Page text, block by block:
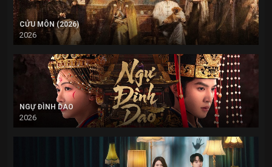
CỬU MÔN (2026)
2026
NGỰ ĐÌNH DAO
2026